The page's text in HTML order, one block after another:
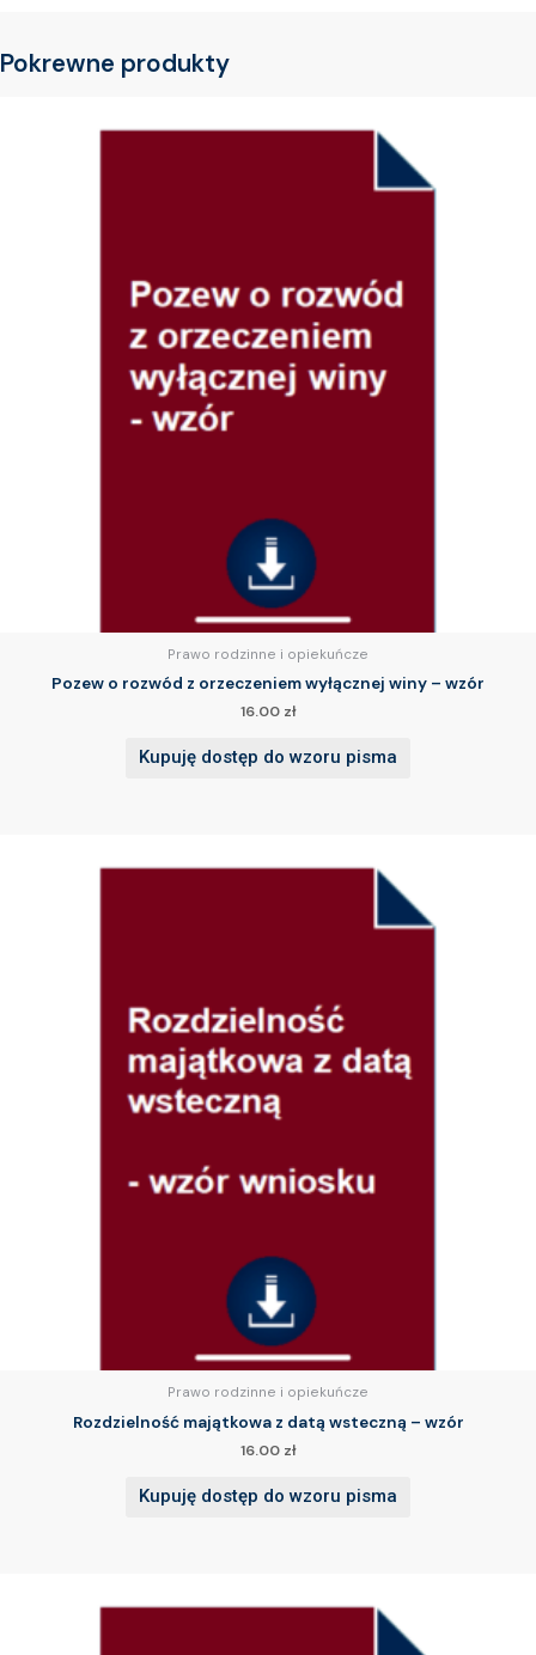
Pokrewne produkty
Prawo rodzinne i opiekuńcze
Pozew o rozwód z orzeczeniem wyłącznej winy – wzór
16.00 zł
Kupuję dostęp do wzoru pisma
Prawo rodzinne i opiekuńcze
Rozdzielność majątkowa z datą wsteczną – wzór
16.00 zł
Kupuję dostęp do wzoru pisma